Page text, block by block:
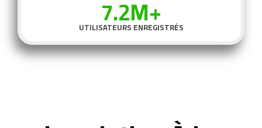
7.2M+
UTILISATEURS ENREGISTRÉS